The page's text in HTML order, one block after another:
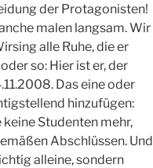
der Protagonisten!
malen langsam. Wir
alle Ruhe, die er
so: Hier ist er, der
Das eine oder
hinzufügen:
Studenten mehr,
Abschlüssen. Und
alleine, sondern